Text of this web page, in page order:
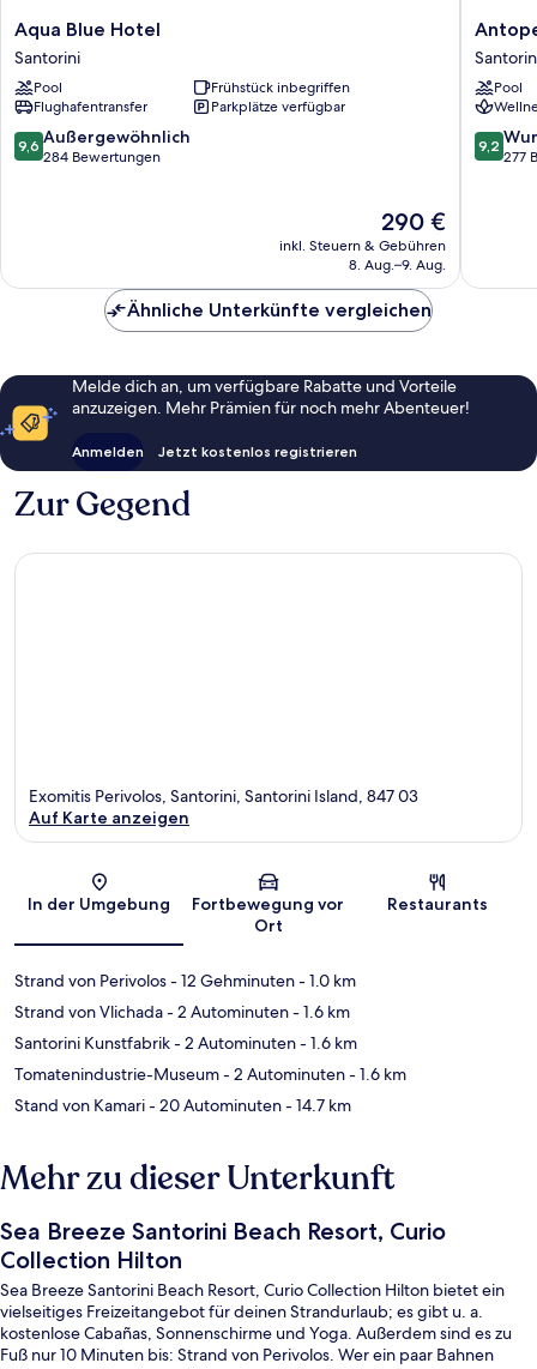
Aqua
Blue
Hotel
Santorini
Aqua Blue Hotel
Santorini
Pool
Frühstück inbegriffen
Flughafentransfer
Parkplätze verfügbar
9.6
von
9,6 Außergewöhnlich
284 Bewertungen
Der
Preis
beträgt
290 €
inkl. Steuern & Gebühren
8. Aug.–9. Aug.
Luxury
Hotel
&
Spa
Pool
9.2
von
9,2
277
Ähnliche Unterkünfte vergleichen
Melde dich an, um verfügbare Rabatte und Vorteile
anzuzeigen. Mehr Prämien für noch mehr Abenteuer!
Anmelden Jetzt kostenlos registrieren
Zur Gegend
Karte
Exomitis Perivolos, Santorini, Santorini Island, 847 03
Auf Karte anzeigen
In der Umgebung
Fortbewegung vor
Ort
Restaurants
Strand von Perivolos- 12 Gehminuten- 1.0 km
Strand von Vlichada- 2 Autominuten- 1.6 km
Santorini Kunstfabrik- 2 Autominuten- 1.6 km
Tomatenindustrie-Museum- 2 Autominuten- 1.6 km
Stand von Kamari- 20 Autominuten- 14.7 km
Mehr zu dieser Unterkunft
Sea Breeze Santorini Beach Resort, Curio
Collection Hilton
Sea Breeze Santorini Beach Resort, Curio Collection Hilton bietet ein
vielseitiges Freizeitangebot für deinen Strandurlaub; es gibt u. a.
kostenlose Cabañas, Sonnenschirme und Yoga. Außerdem sind es zu
Fuß nur 10 Minuten bis: Strand von Perivolos. Wer ein paar Bahnen